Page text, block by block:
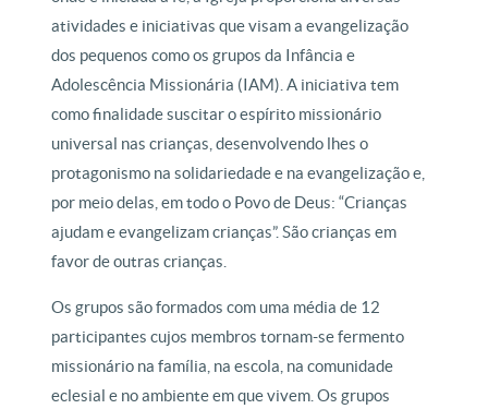
atividades e iniciativas que visam a evangelização
dos pequenos como os grupos da Infância e
Adolescência Missionária (IAM). A iniciativa tem
como finalidade suscitar o espírito missionário
universal nas crianças, desenvolvendo lhes o
protagonismo na solidariedade e na evangelização e,
por meio delas, em todo o Povo de Deus: “Crianças
ajudam e evangelizam crianças”. São crianças em
favor de outras crianças.
Os grupos são formados com uma média de 12
participantes cujos membros tornam-se fermento
missionário na família, na escola, na comunidade
eclesial e no ambiente em que vivem. Os grupos